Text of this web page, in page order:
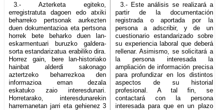
3.- Azterketa egiteko,
erregistratuta dagoen edo atxiki
beharreko pertsonak aurkezten
duen dokumentazioa eta pertsona
horrek bete beharko duen lan-
eskarmentuari buruzko galdera-
sorta estandarizatua erabiliko dira.
Horrez gain, bere lan-historiako
hainbat alderdi sakonago
aztertzeko beharrezkoa den
informazioa eman dezala
eskatuko zaio interesdunari.
Horretarako, interesdunarekin
harremanetan jarri eta gehienez 3
3.- Este análisis se realizará a
partir de la documentación
registrada o aportada por la
persona a adscribir, y de un
cuestionario estandarizado sobre
su experiencia laboral que deberá
rellenar. Asimismo, se solicitará a
la persona interesada la
ampliación de información precisa
para profundizar en los distintos
aspectos de su historial
profesional. A tal fin, se
contactará con la persona
interesada para que en un plazo